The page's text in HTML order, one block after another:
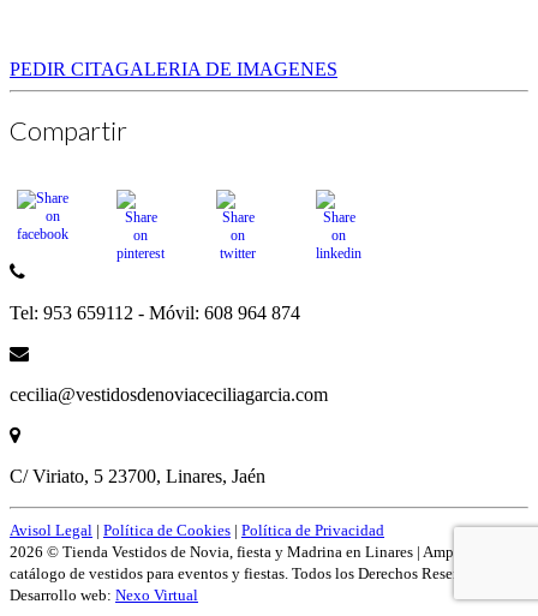
PEDIR CITAGALERIA DE IMAGENES
Compartir
Tel: 953 659112 - Móvil: 608 964 874
cecilia@vestidosdenoviaceciliagarcia.com
C/ Viriato, 5 23700, Linares, Jaén
Avisol Legal | Política de Cookies | Política de Privacidad
2026 © Tienda Vestidos de Novia, fiesta y Madrina en Linares | Amplío
catálogo de vestidos para eventos y fiestas. Todos los Derechos Reservados.
Desarrollo web: Nexo Virtual